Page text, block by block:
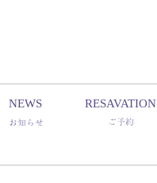
NEWS RESAVATION
​お知らせ ご予約